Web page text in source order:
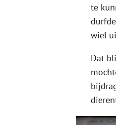
te
wiel
Dat